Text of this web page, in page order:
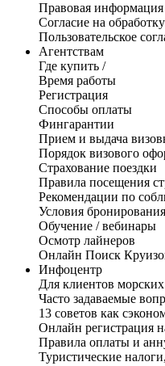
Правовая информация
Согласие на
Пользовательское
Агентствам
Где купить /
Время работы
Регистрация
Способы оплаты
Фингарантии
Прием и выдача
Порядок визового
Страхование поездки
Правила посещения
Рекомендации по
Условия
Обучение / вебинары
Осмотр лайнеров
Онлайн Поиск
Инфоцентр
Для клиентов
Часто задаваемые
13 советов как
Онлайн регистрация
Правила оплаты и
Туристические